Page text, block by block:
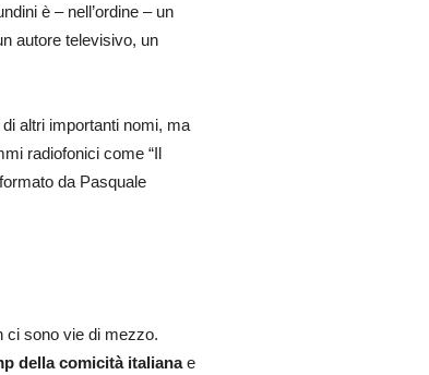
è – nell’ordine – un
autore televisivo, un
di altri importanti nomi, ma
radiofonici come “Il
da Pasquale
ci sono vie di mezzo.
della comicità italianae